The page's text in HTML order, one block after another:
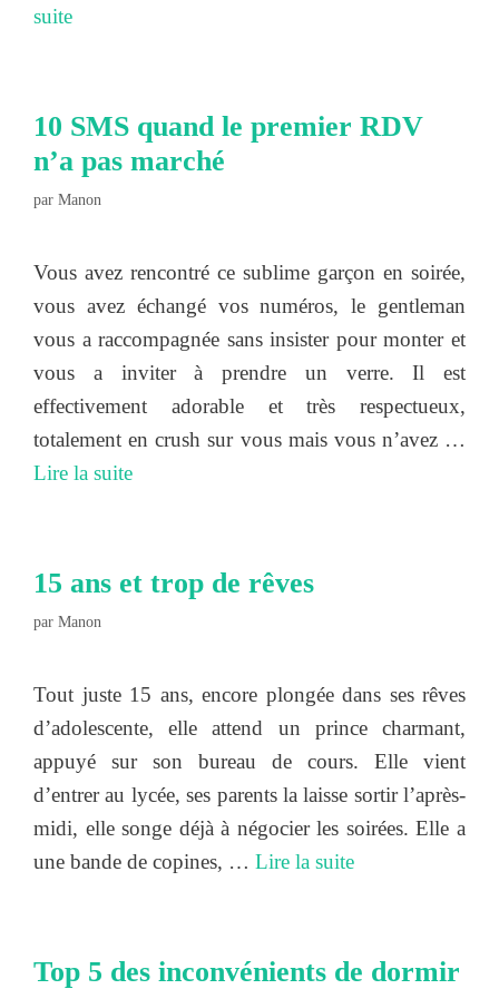
suite
10 SMS quand le premier RDV
n’a pas marché
par Manon
Vous avez rencontré ce sublime garçon en soirée,
vous avez échangé vos numéros, le gentleman
vous a raccompagnée sans insister pour monter et
vous a inviter à prendre un verre. Il est
effectivement adorable et très respectueux,
totalement en crush sur vous mais vous n’avez …
Lire la suite
15 ans et trop de rêves
par Manon
Tout juste 15 ans, encore plongée dans ses rêves
d’adolescente, elle attend un prince charmant,
appuyé sur son bureau de cours. Elle vient
d’entrer au lycée, ses parents la laisse sortir l’après-
midi, elle songe déjà à négocier les soirées. Elle a
une bande de copines, … Lire la suite
Top 5 des inconvénients de dormir